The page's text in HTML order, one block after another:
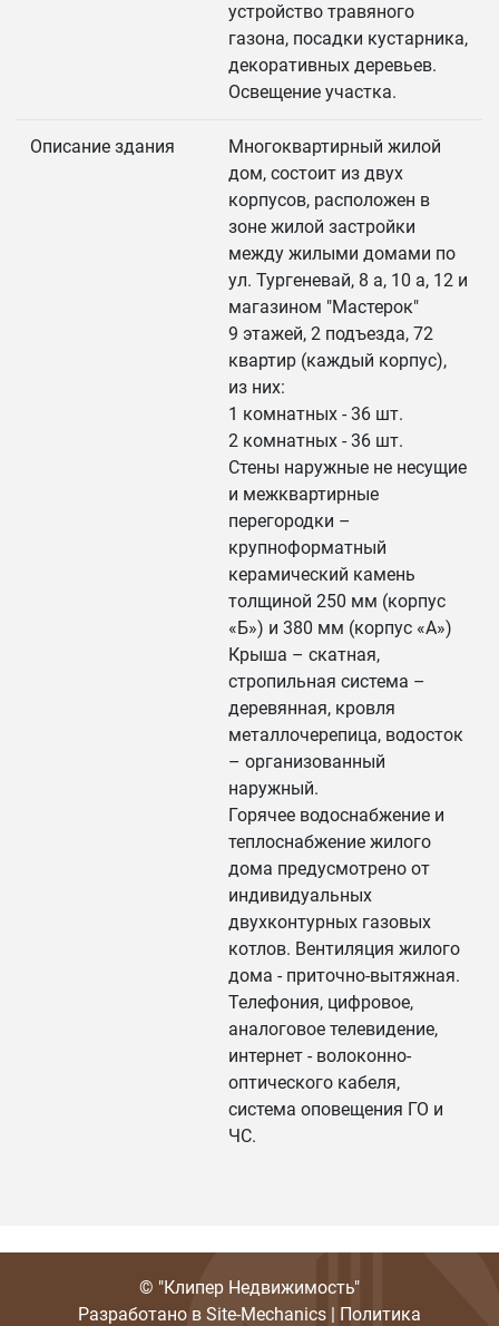
устройство травяного
газона, посадки кустарника,
декоративных деревьев.
Освещение участка.
Описание здания
Многоквартирный жилой
дом, состоит из двух
корпусов, расположен в
зоне жилой застройки
между жилыми домами по
ул. Тургеневай, 8 а, 10 а, 12 и
магазином "Мастерок"
9 этажей, 2 подъезда, 72
квартир (каждый корпус),
из них:
1 комнатных - 36 шт.
2 комнатных - 36 шт.
Стены наружные не несущие
и межквартирные
перегородки –
крупноформатный
керамический камень
толщиной 250 мм (корпус
«Б») и 380 мм (корпус «А»)
Крыша – скатная,
стропильная система –
деревянная, кровля
металлочерепица, водосток
– организованный
наружный.
Горячее водоснабжение и
теплоснабжение жилого
дома предусмотрено от
индивидуальных
двухконтурных газовых
котлов. Вентиляция жилого
дома - приточно-вытяжная.
Телефония, цифровое,
аналоговое телевидение,
интернет - волоконно-
оптического кабеля,
система оповещения ГО и
ЧС.
© "Клипер Недвижимость"
Разработано в Site-Mechanics | Политика